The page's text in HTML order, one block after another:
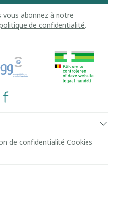
vous abonnez à notre
politique de confidentialité.
de confidentialité Cookies